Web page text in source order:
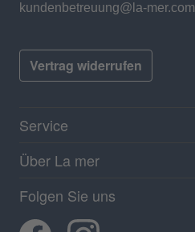
kundenbetreuung@la-mer.com
Vertrag widerrufen
Service
Über La mer
Folgen Sie uns